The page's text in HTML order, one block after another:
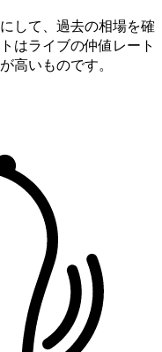
して、過去の相場を確
はライブの仲値レート
高いものです。